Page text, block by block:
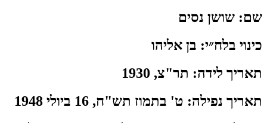
שם: שושן נסים
כינוי בלח״י: בן אליהו
תאריך לידה: תר"צ, 1930
תאריך נפילה: ט' בתמוז תש"ח, 16 ביולי 1948